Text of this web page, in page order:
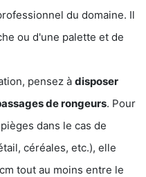
du domaine. Il
ou d'une palette et de
pensez à disposer
de rongeurs. Pour
dans le cas de
céréales, etc.), elle
tout au moins entre le